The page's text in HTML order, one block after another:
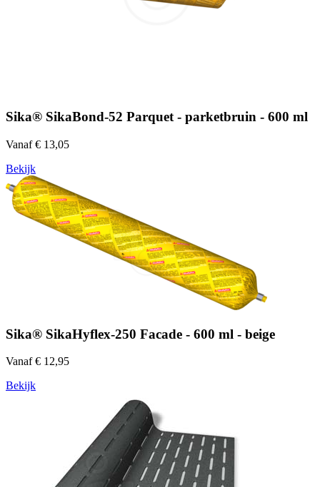
Sika® SikaBond-52 Parquet - parketbruin - 600 ml
Vanaf € 13,05
Bekijk
Sika® SikaHyflex-250 Facade - 600 ml - beige
Vanaf € 12,95
Bekijk